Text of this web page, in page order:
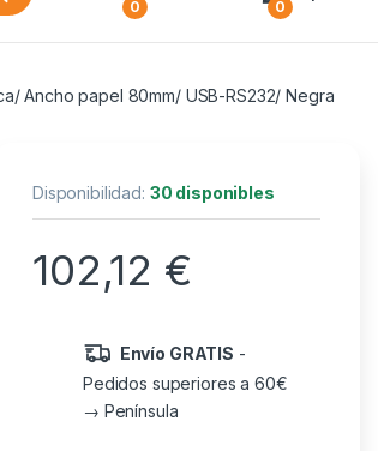
0 0
Ancho papel 80mm/ USB-RS232/ Negra
Disponibilidad: 30 disponibles
102,12 €
Envío GRATIS -
Pedidos superiores a 60€
→ Península